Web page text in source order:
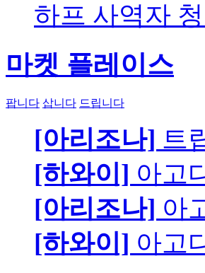
하프 사역자
마켓 플레이스
팝니다 삽니다 드립니다
[아리조나] 트
[하와이] 아고
[아리조나] 아
[하와이] 아고